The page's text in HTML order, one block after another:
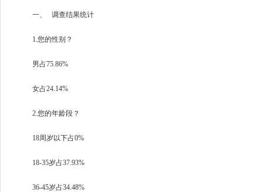
一、 调查结果统计
1.您的性别？
男占75.86%
女占24.14%
2.您的年龄段？
18周岁以下占0%
18-35岁占37.93%
36-45岁占34.48%